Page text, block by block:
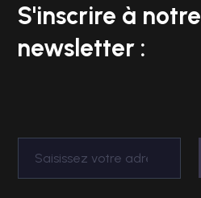
S'inscrire à notre
newsletter :